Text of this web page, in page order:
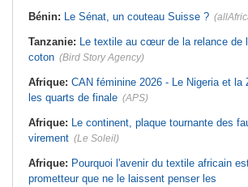
premier président
l'environnement - La Roots Wild
Foundation distinguée au Grand Prix
Nelson Mandela
premier tour,
Tunisie:
Bénin: Le Sénat, un couteau Suisse ?
Tanzanie: Le textile au cœur de la relance de
coton (Bird Story Agency)
Afrique: CAN féminine 2026 - Le Nigeria et la
les quarts de finale (APS)
Afrique: Le continent, plaque tournante des
virement (Le Soleil)
Afrique: Pourquoi l'avenir du textile africain
prometteur que ne le laissent penser les